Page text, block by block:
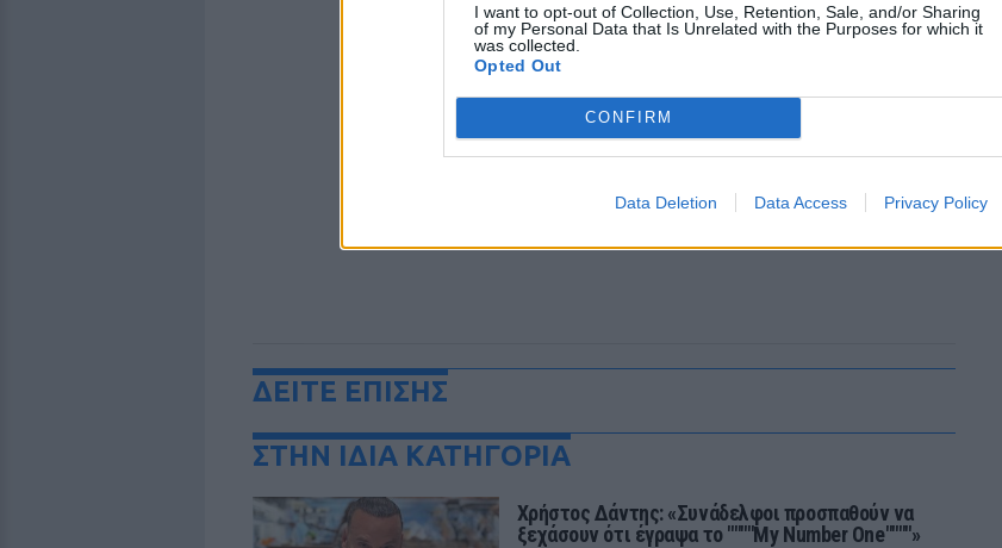
I want to opt-out of Collection, Use, Retention, Sale, and/or Sharing
of my Personal Data that Is Unrelated with the Purposes for which it
was collected.
Opted Out
CONFIRM
Data Deletion Data Access Privacy Policy
ΔΕΙΤΕ ΕΠΙΣΗΣ
ΣΤΗΝ ΙΔΙΑ ΚΑΤΗΓΟΡΙΑ
Χρήστος Δάντης: «Συνάδελφοι προσπαθούν να
ξεχάσουν ότι έγραψα το """"My Number One""""»